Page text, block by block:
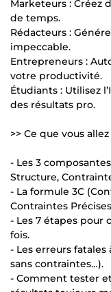
Marketeurs : Créez
de temps.
Rédacteurs :
impeccable.
Entrepreneurs :
votre productivité.
Étudiants : Utilisez
des résultats pro.
>> Ce que vous
- Les 3
Structure,
- La formule 3C
Contraintes
- Les 7 étapes pour
fois.
- Les erreurs
sans contraintes…).
- Comment tester